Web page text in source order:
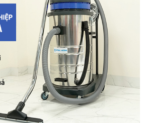
220
25
3900